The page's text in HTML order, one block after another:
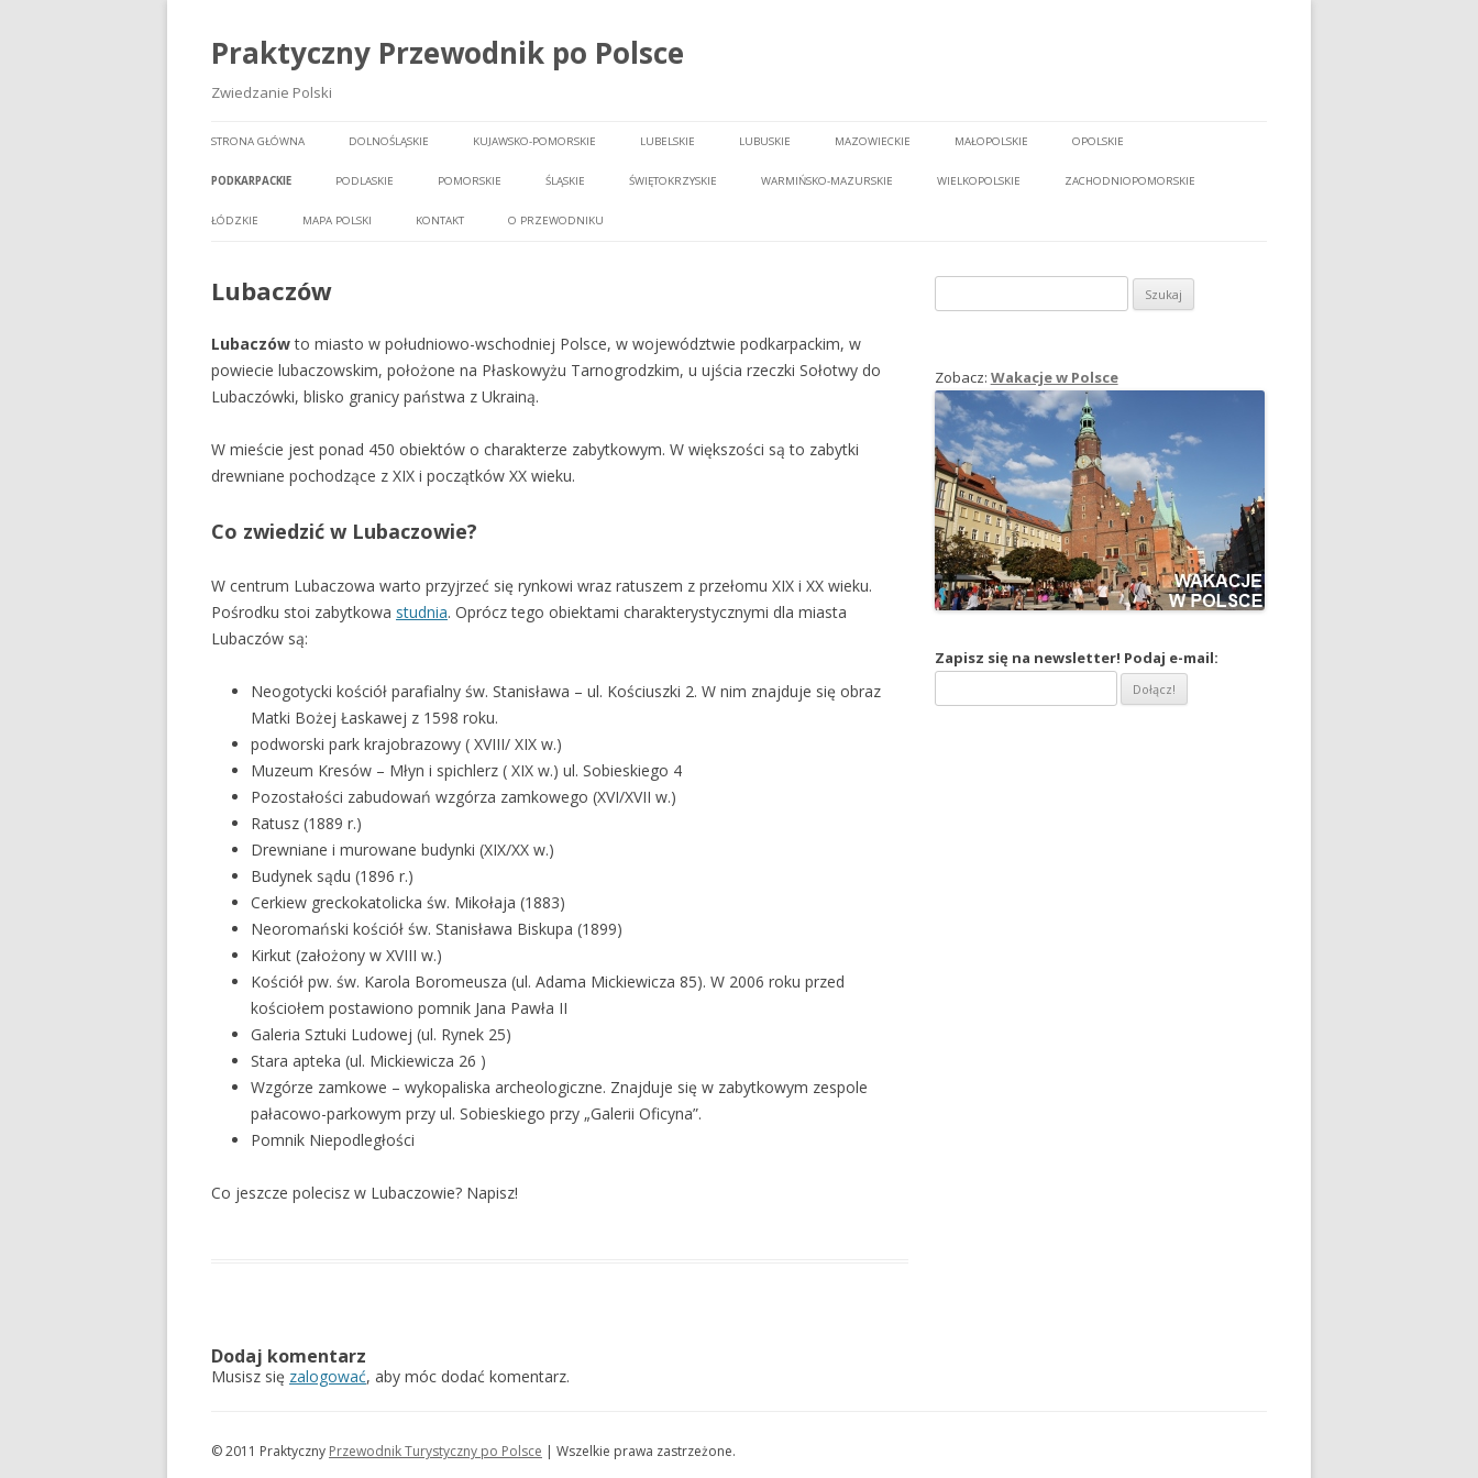
Praktyczny Przewodnik po Polsce
Zwiedzanie Polski
STRONA GŁÓWNA DOLNOŚLĄSKIE KUJAWSKO-POMORSKIE LUBELSKIE LUBUSKIE MAZOWIECKIE MAŁOPOLSKIE OPOLSKIE
PODKARPACKIE PODLASKIE POMORSKIE ŚLĄSKIE ŚWIĘTOKRZYSKIE WARMIŃSKO-MAZURSKIE WIELKOPOLSKIE ZACHODNIOPOMORSKIE
ŁÓDZKIE MAPA POLSKI KONTAKT O PRZEWODNIKU
Lubaczów
Lubaczówto miasto w południowo-wschodniej Polsce, w województwie podkarpackim, w
powiecie lubaczowskim, położone na Płaskowyżu Tarnogrodzkim, u ujścia rzeczki Sołotwy do
Lubaczówki, blisko granicy państwa z Ukrainą.
W mieście jest ponad 450 obiektów o charakterze zabytkowym. W większości są to zabytki
drewniane pochodzące z XIX i początków XX wieku.
Co zwiedzić w Lubaczowie?
W centrum Lubaczowa warto przyjrzeć się rynkowi wraz ratuszem z przełomu XIX i XX wieku.
Pośrodku stoi zabytkowa studnia. Oprócz tego obiektami charakterystycznymi dla miasta
Lubaczów są:
Neogotycki kościół parafialny św. Stanisława – ul. Kościuszki 2. W nim znajduje się obraz
Matki Bożej Łaskawej z 1598 roku.
podworski park krajobrazowy ( XVIII/ XIX w.)
Muzeum Kresów – Młyn i spichlerz ( XIX w.) ul. Sobieskiego 4
Pozostałości zabudowań wzgórza zamkowego (XVI/XVII w.)
Ratusz (1889 r.)
Drewniane i murowane budynki (XIX/XX w.)
Budynek sądu (1896 r.)
Cerkiew greckokatolicka św. Mikołaja (1883)
Neoromański kościół św. Stanisława Biskupa (1899)
Kirkut (założony w XVIII w.)
Kościół pw. św. Karola Boromeusza (ul. Adama Mickiewicza 85). W 2006 roku przed
kościołem postawiono pomnik Jana Pawła II
Galeria Sztuki Ludowej (ul. Rynek 25)
Stara apteka (ul. Mickiewicza 26 )
Wzgórze zamkowe – wykopaliska archeologiczne. Znajduje się w zabytkowym zespole
pałacowo-parkowym przy ul. Sobieskiego przy „Galerii Oficyna”.
Pomnik Niepodległości
Co jeszcze polecisz w Lubaczowie? Napisz!
Dodaj komentarz
Musisz się zalogować, aby móc dodać komentarz.
Zobacz: Wakacje w Polsce
Zapisz się na newsletter! Podaj e-mail:
© 2011 Praktyczny Przewodnik Turystyczny po Polsce | Wszelkie prawa zastrzeżone.